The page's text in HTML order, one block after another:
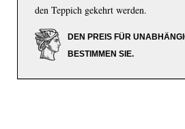
den Teppich gekehrt werden.
DEN PREIS FÜR
BESTIMMEN SIE.